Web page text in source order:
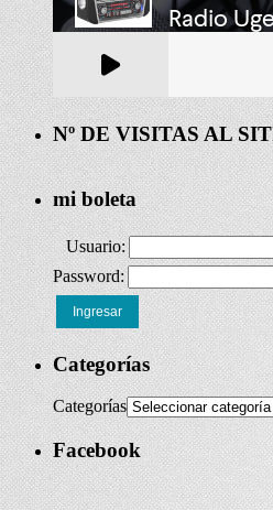
Nº DE VISITAS AL
mi boleta
Usuario:
Password:
Ingresar
Categorías
Categorías
Facebook